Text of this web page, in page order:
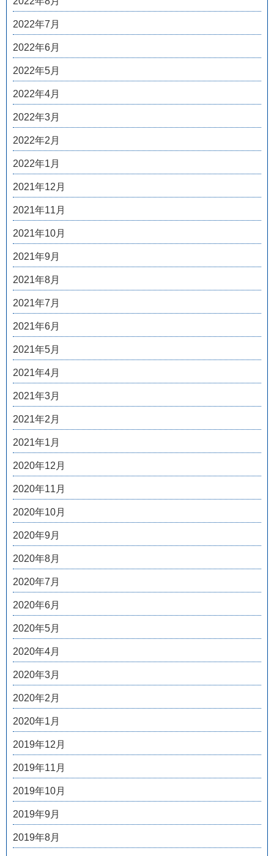
2022年7月
2022年6月
2022年5月
2022年4月
2022年3月
2022年2月
2022年1月
2021年12月
2021年11月
2021年10月
2021年9月
2021年8月
2021年7月
2021年6月
2021年5月
2021年4月
2021年3月
2021年2月
2021年1月
2020年12月
2020年11月
2020年10月
2020年9月
2020年8月
2020年7月
2020年6月
2020年5月
2020年4月
2020年3月
2020年2月
2020年1月
2019年12月
2019年11月
2019年10月
2019年9月
2019年8月